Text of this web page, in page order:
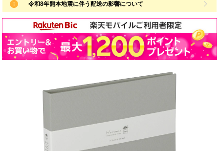
令和8年熊本地震に伴う配送の影響について